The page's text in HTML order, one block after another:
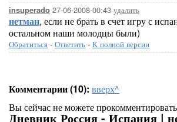
insuperado 27-06-2008-00:43 удалить
нетман, если не брать в счет игру с
остальном наши молодцы были)
Обратиться - Ответить - К полной версии
Комментарии (10): вверх^
Вы сейчас не можете
Дневник Россия - Испания |